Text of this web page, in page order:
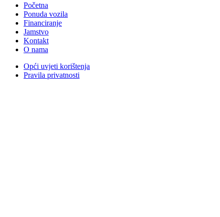
Početna
Ponuda vozila
Financiranje
Jamstvo
Kontakt
O nama
Opći uvjeti korištenja
Pravila privatnosti